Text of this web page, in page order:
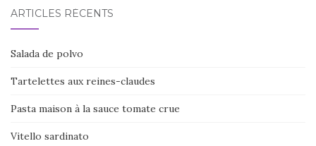
ARTICLES RÉCENTS
Salada de polvo
Tartelettes aux reines-claudes
Pasta maison à la sauce tomate crue
Vitello sardinato